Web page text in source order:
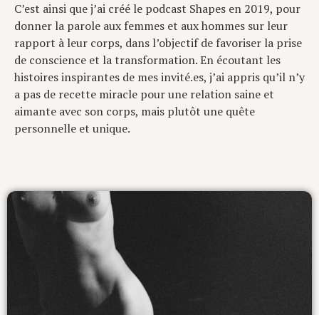
C’est ainsi que j’ai créé le podcast Shapes en 2019, pour
donner la parole aux femmes et aux hommes sur leur
rapport à leur corps, dans l’objectif de favoriser la prise
de conscience et la transformation. En écoutant les
histoires inspirantes de mes invité.es, j’ai appris qu’il n’y
a pas de recette miracle pour une relation saine et
aimante avec son corps, mais plutôt une quête
personnelle et unique.